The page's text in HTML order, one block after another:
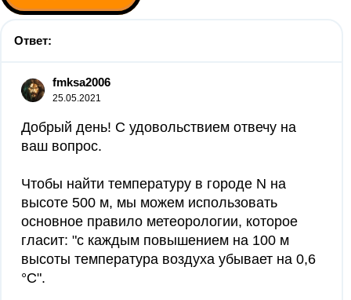
Ответ:
fmksa2006
25.05.2021
Добрый день! С удовольствием отвечу на
ваш вопрос.
Чтобы найти температуру в городе N на
высоте 500 м, мы можем использовать
основное правило метеорологии, которое
гласит: "с каждым повышением на 100 м
высоты температура воздуха убывает на 0,6
°C".